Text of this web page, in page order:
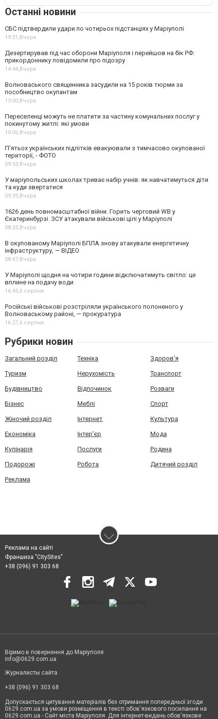
Останні новини
СБС підтвердили удари по чотирьох підстанціях у Маріуполі
19:31,Вчора
Дезертирував під час оборони Маріуполя і перейшов на бік РФ:
прикордоннику повідомили про підозру
14:44,Вчора
Волноваського священника засудили на 15 років тюрми за
пособництво окупантам
13:00,Вчора
Переселенці можуть не платити за частину комунальних послуг у
покинутому житлі: які умови
10:06,Вчора
П’ятьох українських підлітків евакуювали з тимчасово окупованої
території, - ФОТО
09:53,Вчора
У маріупольських школах триває набір учнів: як навчатимуться діти
та куди звертатися
09:35,Вчора
1626 день повномасштабної війни. Горить черговий WB у
Єкатеринбурзі. ЗСУ атакували військові цілі у Маріуполі
08:55,Вчора
В окупованому Маріуполі БПЛА знову атакували енергетичну
інфраструктуру, — ВІДЕО
08:47,Вчора
У Маріуполі щодня на чотири години відключатимуть світло: це
вплине на подачу води
16:45,6 серпня
Російські військові розстріляли українського полоненого у
Волноваському районі, — прокуратура
16:27,6 серпня
Рубрики новин
Загальний розділ Техніка Здоров'я
Туризм Нерухомість Транспорт
Будівництво Відпочинок Розваги
Бізнес Меблі Спорт
Жіночий розділ Інтернет Культура
Економіка Інтер'єр Мода
Кулінарія Послуги Родина
Подорожі Робота Дитячий розділ
Реклама
Реклама на сайті
Франшиза "CitySites"
+38 (096) 91 303 68
Віримо в повернення до Маріуполя
info@0629.com.ua
Журналисты сайта
+38 (096) 91 303 68
Допускається цитування матеріалів без отримання попередньої згоди
0629.com.ua за умови розміщення в тексті обов'язкового посилання на
0629.com.ua - Сайт міста Маріуполя. Для інтернет-видань обов'язкове